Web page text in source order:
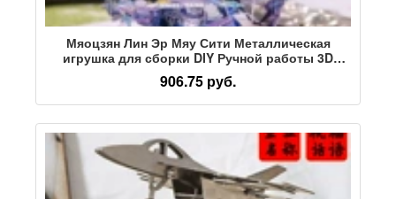
Мяоцзян Лин Эр Мяу Сити Металлическая
игрушка для сборки DIY Ручной работы 3D
Трехмерная головоломка Модель Игрушки
Подарочное украшение
906.75 руб.